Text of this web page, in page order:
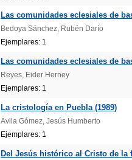
Las comunidades eclesiales de
Bedoya Sánchez, Rubén Darío
Ejemplares: 1
Las comunidades eclesiales de
Reyes, Eider Herney
Ejemplares: 1
La cristología en Puebla (1989)
Avila Gómez, Jesús Humberto
Ejemplares: 1
Del Jesús histórico al Cristo de la